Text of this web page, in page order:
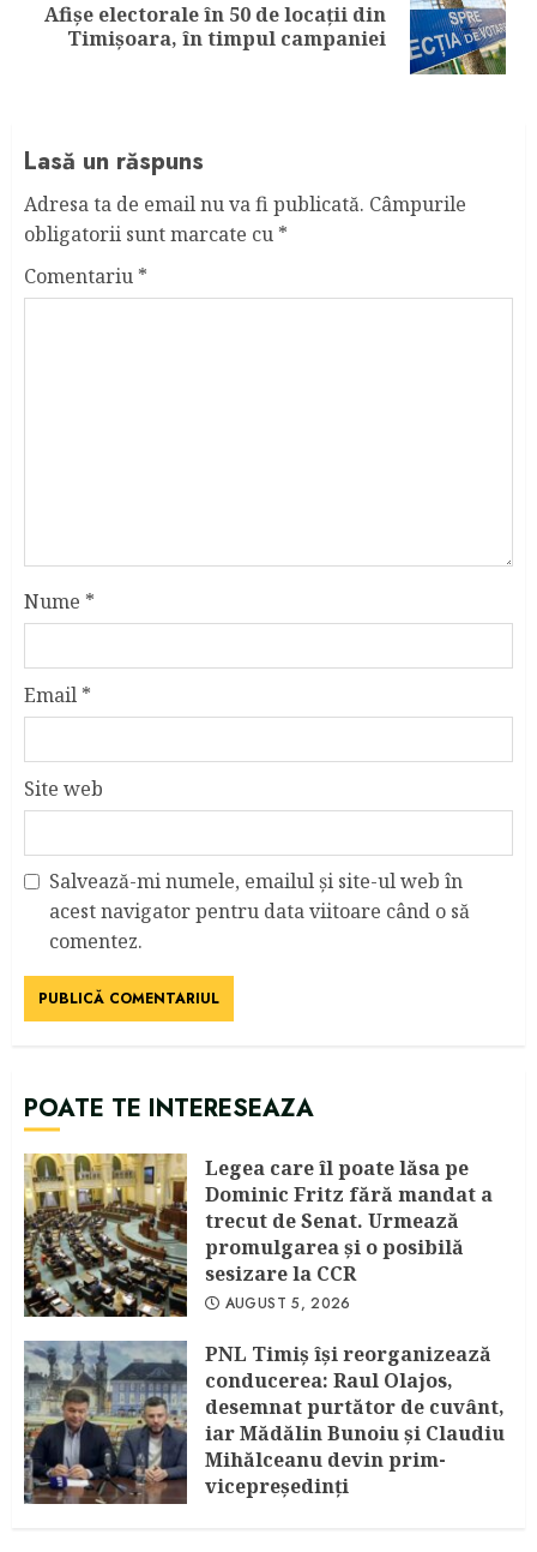
Next
post:
Afișe electorale în 50 de locații din
Timișoara, în timpul campaniei
Lasă un răspuns
Adresa ta de email nu va fi publicată. Câmpurile
obligatorii sunt marcate cu *
Comentariu *
Nume *
Email *
Site web
Salvează-mi numele, emailul și site-ul web în
acest navigator pentru data viitoare când o să
comentez.
POATE TE INTERESEAZA
Legea care îl poate lăsa pe
Dominic Fritz fără mandat a
trecut de Senat. Urmează
promulgarea și o posibilă
sesizare la CCR
AUGUST 5, 2026
PNL Timiș își reorganizează
conducerea: Raul Olajos,
desemnat purtător de cuvânt,
iar Mădălin Bunoiu și Claudiu
Mihălceanu devin prim-
vicepreședinți